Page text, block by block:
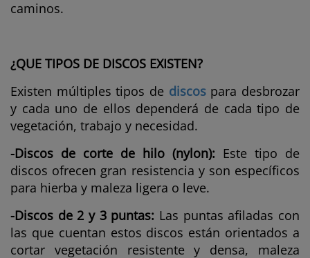
caminos.
¿QUE TIPOS DE DISCOS EXISTEN?
Existen múltiples tipos de discos para desbrozar
y cada uno de ellos dependerá de cada tipo de
vegetación, trabajo y necesidad.
-Discos de corte de hilo (nylon): Este tipo de
discos ofrecen gran resistencia y son específicos
para hierba y maleza ligera o leve.
-Discos de 2 y 3 puntas: Las puntas afiladas con
las que cuentan estos discos están orientados a
cortar vegetación resistente y densa, maleza